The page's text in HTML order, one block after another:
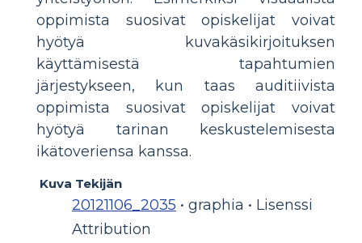
oppimista suosivat opiskelijat voivat
hyötyä kuvakäsikirjoituksen
käyttämisestä tapahtumien
järjestykseen, kun taas auditiivista
oppimista suosivat opiskelijat voivat
hyötyä tarinan keskustelemisesta
ikätoveriensa kanssa.
Kuva Tekijän
20121106_2035 • graphia • Lisenssi
Attribution